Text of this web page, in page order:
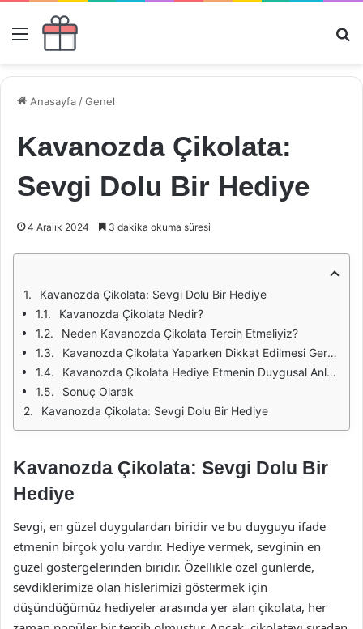
Menü
Anasayfa /Genel
Kavanozda Çikolata:
Sevgi Dolu Bir Hediye
4 Aralık 2024 3 dakika okuma süresi
Kavanozda Çikolata: Sevgi Dolu Bir Hediye
Kavanozda Çikolata Nedir?
Neden Kavanozda Çikolata Tercih Etmeliyiz?
Kavanozda Çikolata Yaparken Dikkat Edilmesi Gerekenler
Kavanozda Çikolata Hediye Etmenin Duygusal Anlamı
Sonuç Olarak
Kavanozda Çikolata: Sevgi Dolu Bir Hediye
Kavanozda Çikolata: Sevgi Dolu Bir
Hediye
Sevgi, en güzel duygulardan biridir ve bu duyguyu ifade
etmenin birçok yolu vardır. Hediye vermek, sevginin en
güzel göstergelerinden biridir. Özellikle özel günlerde,
sevdiklerimize olan hislerimizi göstermek için
düşündüğümüz hediyeler arasında yer alan çikolata, her